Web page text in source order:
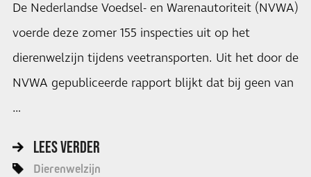
De Nederlandse Voedsel- en Warenautoriteit (NVWA)
voerde deze zomer 155 inspecties uit op het
dierenwelzijn tijdens veetransporten. Uit het door de
NVWA gepubliceerde rapport blijkt dat bij geen van
…
LEES VERDER
Dierenwelzijn